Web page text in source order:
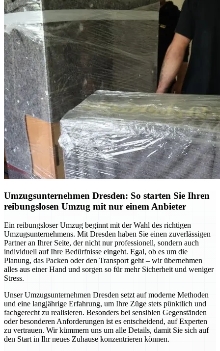
Umzugsunternehmen Dresden: So starten Sie Ihren
reibungslosen Umzug mit nur einem Anbieter
Ein reibungsloser Umzug beginnt mit der Wahl des richtigen
Umzugsunternehmens. Mit Dresden haben Sie einen zuverlässigen
Partner an Ihrer Seite, der nicht nur professionell, sondern auch
individuell auf Ihre Bedürfnisse eingeht. Egal, ob es um die
Planung, das Packen oder den Transport geht – wir übernehmen
alles aus einer Hand und sorgen so für mehr Sicherheit und weniger
Stress.
Unser Umzugsunternehmen Dresden setzt auf moderne Methoden
und eine langjährige Erfahrung, um Ihre Züge stets pünktlich und
fachgerecht zu realisieren. Besonders bei sensiblen Gegenständen
oder besonderen Anforderungen ist es entscheidend, auf Experten
zu vertrauen. Wir kümmern uns um alle Details, damit Sie sich auf
den Start in Ihr neues Zuhause konzentrieren können.